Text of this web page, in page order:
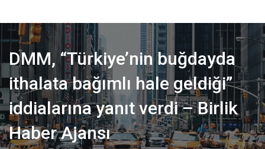
DMM, “Türkiye’nin buğdayda
ithalata bağımlı hale geldiği”
iddialarına yanıt verdi – Birlik
Haber Ajansı